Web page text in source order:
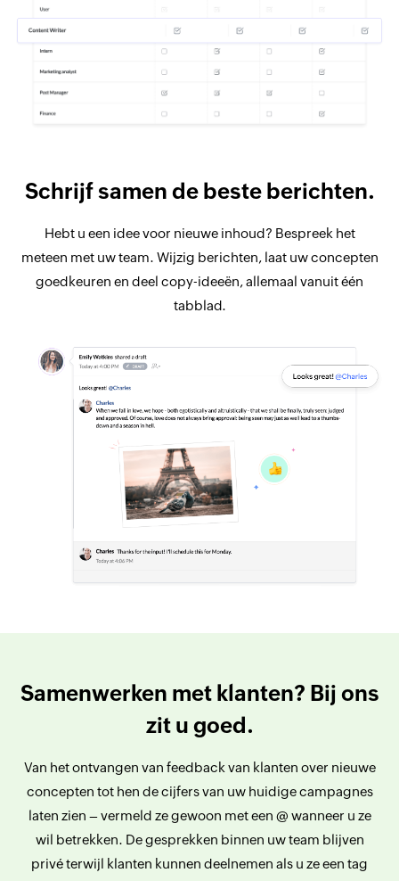
Schrijf samen de beste berichten.
Hebt u een idee voor nieuwe inhoud? Bespreek het
meteen met uw team. Wijzig berichten, laat uw concepten
goedkeuren en deel copy-ideeën, allemaal vanuit één
tabblad.
Samenwerken met klanten? Bij ons
zit u goed.
Van het ontvangen van feedback van klanten over nieuwe
concepten tot hen de cijfers van uw huidige campagnes
laten zien – vermeld ze gewoon met een @ wanneer u ze
wil betrekken. De gesprekken binnen uw team blijven
privé terwijl klanten kunnen deelnemen als u ze een tag